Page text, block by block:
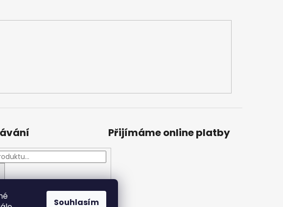
Souhlasím
Přijímáme online platby